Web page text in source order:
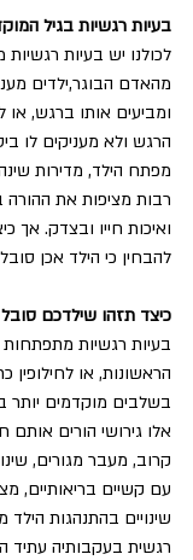
בעיות רגשיות בגיל
לכולנו יש בעיות
מהאדם הבוגר,ילדים
ומביעים אותו ברגש, או
הרגש ולא מעניקים לו
מפתח הילד, מדירות
רבות מציפות את
ואיכות חייו ובצדק. אך
להבחין כי הילד אכן
כיצד תזהו שילדכם
בעיות רגשיות
הראשונות, או
בשלבים מוקדמים יותר
אלו גירושי הורים
קרוב, מעבר מגורים,
עם קשיים בריאותיים,
שינויים בהתנהגות
רגשית בעקבותיה עתיד